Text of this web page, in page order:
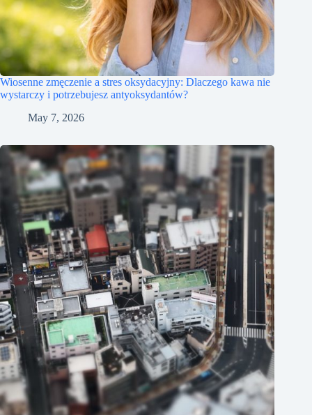
Wiosenne zmęczenie a stres oksydacyjny: Dlaczego kawa nie
wystarczy i potrzebujesz antyoksydantów?
May 7, 2026